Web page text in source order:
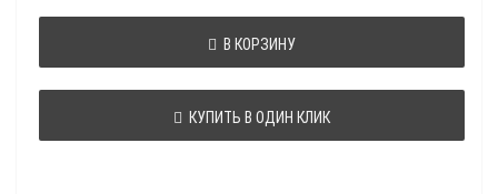
В КОРЗИНУ
КУПИТЬ В ОДИН КЛИК